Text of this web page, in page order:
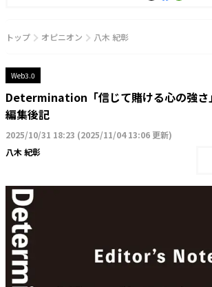
トップ オピニオン 八木 紀彰
Web3.0
Determination「信じて賭ける心の強
編集後記
2025/10/31 18:23 (2025/11/04 13:06 更新)
八木 紀彰